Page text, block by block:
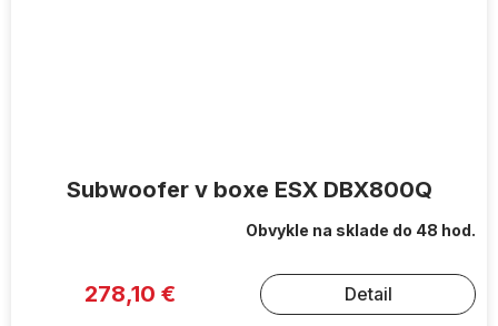
Subwoofer v boxe ESX DBX800Q
Obvykle na sklade do 48 hod.
278,10 € Detail